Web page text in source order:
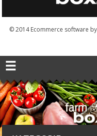
© 2014Ecommerce software
☰